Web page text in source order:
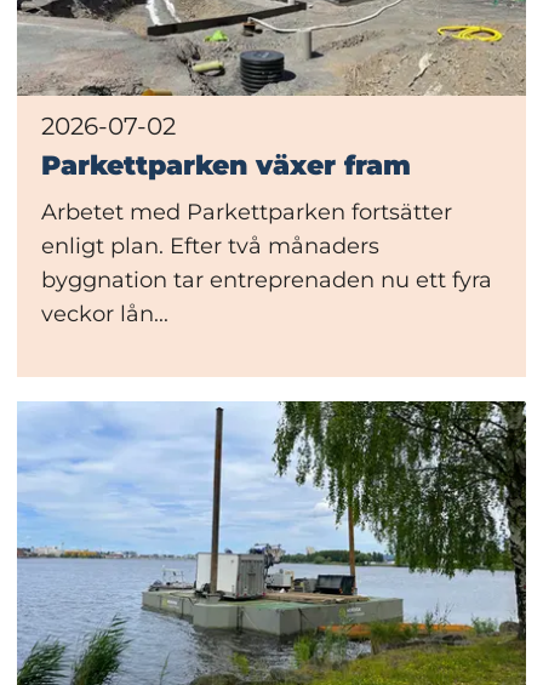
2026-07-02
Parkettparken växer fram
Arbetet med Parkettparken fortsätter
enligt plan. Efter två månaders
byggnation tar entreprenaden nu ett fyra
veckor lån...